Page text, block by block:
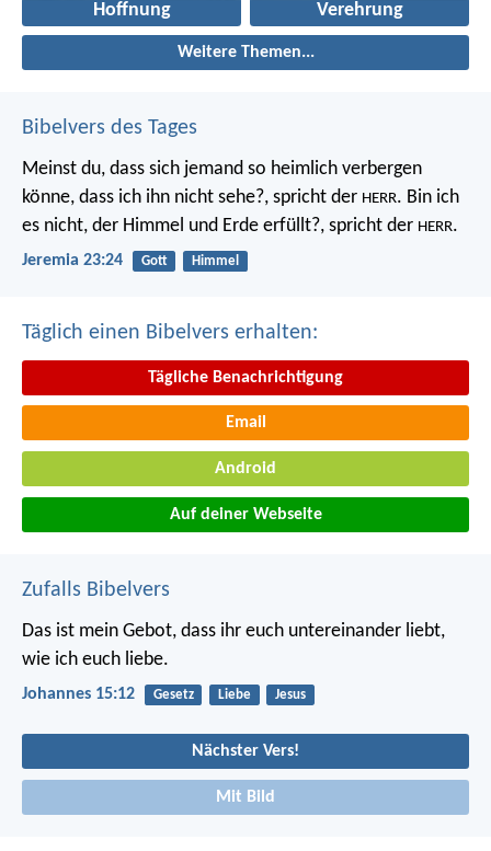
Hoffnung Verehrung
Weitere Themen...
Bibelvers des Tages
Meinst du, dass sich jemand so heimlich verbergen
könne, dass ich ihn nicht sehe?, spricht der HERR. Bin ich
es nicht, der Himmel und Erde erfüllt?, spricht der HERR.
Jeremia 23:24 Gott Himmel
Täglich einen Bibelvers erhalten:
Tägliche Benachrichtigung
Email
Android
Auf deiner Webseite
Zufalls Bibelvers
Das ist mein Gebot, dass ihr euch untereinander liebt,
wie ich euch liebe.
Johannes 15:12 Gesetz Liebe Jesus
Nächster Vers!
Mit Bild